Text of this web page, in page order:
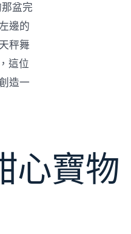
盆完
邊的
秤舞
，這位
造一
心寶物